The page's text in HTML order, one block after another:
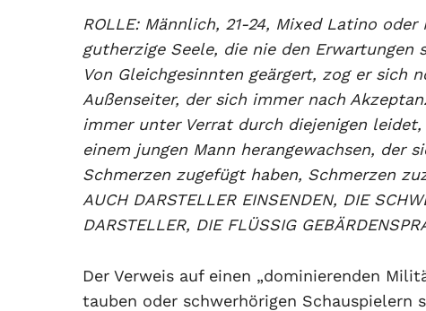
ROLLE: Männlich, 21-24, Mixed Latino
gutherzige Seele, die nie den
Von Gleichgesinnten geärgert, zog er sich
Außenseiter, der sich immer nach
immer unter Verrat durch diejenigen
einem jungen Mann herangewachsen, der
Schmerzen zugefügt haben, Schmerzen
AUCH DARSTELLER EINSENDEN, DIE
DARSTELLER, DIE FLÜSSIG
Der Verweis auf einen „dominierenden
tauben oder schwerhörigen